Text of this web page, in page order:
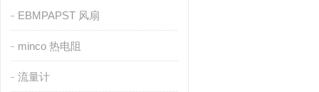
EBMPAPST 风扇
minco 热电阻
流量计